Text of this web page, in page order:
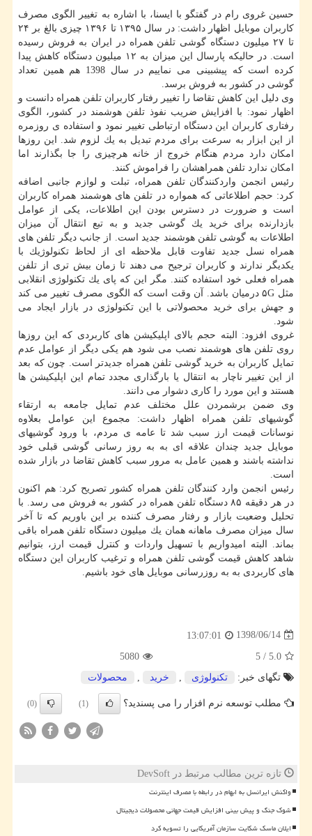
حسین غروی رام در گفتگو با ایسنا، با اشاره به تغییر الگوی مصرف
كاربران موبایل اظهار داشت: در سال ۱۳۹۵ تا ۱۳۹۶ چیزی بالغ بر ۲۴
تا ۲۷ میلیون دستگاه گوشی تلفن همراه در ایران به فروش رسیده
است. در حالیكه پارسال این میزان به ۱۲ میلیون دستگاه كاهش پیدا
كرده است كه پیشبینی می نماییم در سال 1398 هم همین تعداد
گوشی در كشور به فروش برسد.
وی دلیل این كاهش تقاضا را تغییر رفتار كاربران تلفن همراه دانست و
اظهار نمود: با افزایش ضریب نفوذ تلفن هوشمند در كشور، الگوی
رفتاری كاربران این دستگاه ارتباطی تغییر نمود و استفاده ی روزمره
از این ابزار به سرعت برای مردم تبدیل به یك لزوم شد. این روزها
امكان دارد مردم هنگام خروج از خانه هرچیزی را جا بگذارند اما
امكان ندارد تلفن همراهشان را فراموش كنند.
رئیس انجمن واردكنندگان تلفن همراه، تبلت و لوازم جانبی اضافه
كرد: حجم اطلاعاتی كه همواره در تلفن های هوشمند همراه كاربران
است و ضرورت در دسترس بودن این اطلاعات، یكی از عوامل
بازدارنده برای خرید یك گوشی جدید و به تبع انتقال آن میزان
اطلاعات به گوشی تلفن هوشمند جدید است. از جانب دیگر تلفن های
همراه نسل جدید تفاوت قابل ملاحظه ای از لحاظ تكنولوژیك با
یكدیگر ندارند و كاربران ترجیح می دهند تا زمان بیش تری از تلفن
همراه فعلی خود استفاده كنند. مگر این كه پای یك تكنولوژی انقلابی
مثل ۵G درمیان باشد. آن وقت است كه الگوی مصرف تغییر می كند
و جهش برای خرید محصولاتی با این تكنولوژی در بازار ایجاد می
شود.
غروی افزود: البته حجم بالای اپلیكیشن های كاربردی كه این روزها
روی تلفن های هوشمند نصب می شود هم یكی دیگر از عوامل عدم
تمایل كاربران به خرید گوشی تلفن همراه جدیدتر است. چون كه بعد
از این تغییر ناچار به انتقال یا بارگذاری مجدد تمام این اپلیكیشن ها
هستند و این مورد را كاری دشوار می دانند.
وی ضمن برشمردن علل مختلف عدم تمایل جامعه به ارتقاء
گوشیهای تلفن همراه اظهار داشت: مجموع این عوامل بعلاوه
نوسانات قیمت ارز سبب شد تا عامه ی مردم، با ورود گوشیهای
موبایل جدید چندان علاقه ای به به روز رسانی گوشی قبلی خود
نداشته باشند و همین عامل به مرور سبب كاهش تقاضا در بازار شده
است.
رئیس انجمن وارد كنندگان تلفن همراه كشور تصریح كرد: هم اكنون
در هر دقیقه ۸۵ دستگاه تلفن همراه در كشور به فروش می رسد. با
تحلیل وضعیت بازار و رفتار مصرف كننده بر این باوریم كه تا آخر
سال میزان مصرف ماهانه همان یك میلیون دستگاه تلفن همراه باقی
بماند. البته امیدواریم با تسهیل واردات و كنترل قیمت ارز، بتوانیم
شاهد كاهش قیمت گوشی تلفن همراه و ترغیب كاربران این دستگاه
های كاربردی به به روزرسانی موبایل های خود باشیم.
1398/06/14
13:07:01
5.0
/
5
5080
تگهای خبر:
تكنولوژی خرید محصولات
مطلب توسعه نرم افزار را می پسندید؟ (1)
(0)
تازه ترین مطالب مرتبط در DevSoft
واکنش ایرانسل به ابهام در رابطه با مصرف اینترنت
شوک جنگ و پیش بینی افزایش قیمت جهانی محصولات دیجیتال
ایلان ماسک شکایت سازمان آمریکایی را تسویه کرد